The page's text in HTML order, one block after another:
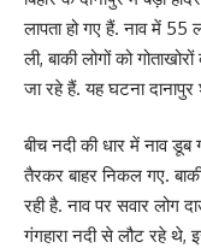
लापता हो गए हैं. नाव में
ली, बाकी लोगों को
जा रहे हैं. यह घटना दानापुर
बीच नदी की धार में नाव
तैरकर बाहर निकल गए.
रही है. नाव पर सवार लोग
गंगहारा नदी से लौट रहे थे,